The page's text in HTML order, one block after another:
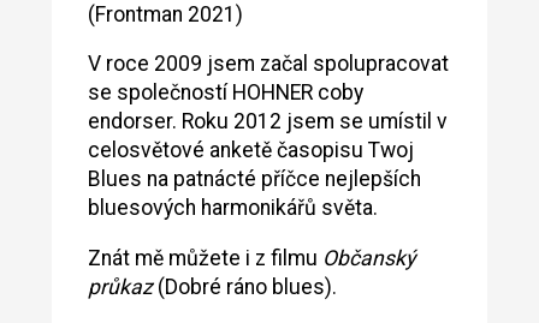
(Frontman 2021)
V roce 2009 jsem začal spolupracovat
se společností HOHNER coby
endorser. Roku 2012 jsem se umístil v
celosvětové anketě časopisu Twoj
Blues na patnácté příčce nejlepších
bluesových harmonikářů světa.
Znát mě můžete i z filmu Občanský
průkaz (Dobré ráno blues).